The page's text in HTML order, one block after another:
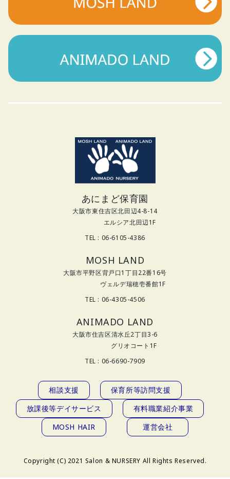
あにまど保育園
大阪市東住吉区北田辺4-8-14
エルシア北田辺1F
TEL : 06-6105-4386
MOSH LAND
大阪市平野区背戸口1丁目22番16号
ヴェルデ瑞穂壱番館1F
TEL : 06-4305-4506
ANIMADO LAND
大阪市住吉区清水丘2丁目3-6
グリオコート1F
TEL : 06-6690-7909
相談支援
保育所等訪問支援
放課後等デイサービス
有料職業紹介事業
MOSH HAIR
運営会社
Copyright (C) 2021 Salon & NURSERY All Rights Reserved.